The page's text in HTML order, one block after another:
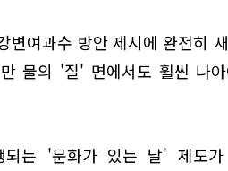
여과수 방안 제시에 완전히
물의 '질' 면에서도 훨씬 나
는 '문화가 있는 날' 제도가